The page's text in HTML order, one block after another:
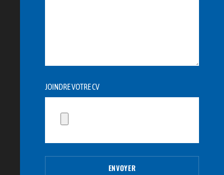
JOINDRE VOTRE CV